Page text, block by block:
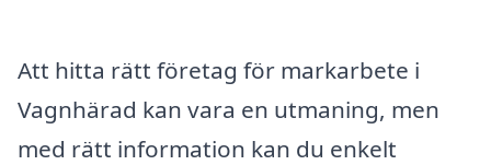
Att hitta rätt företag för markarbete i
Vagnhärad kan vara en utmaning, men
med rätt information kan du enkelt